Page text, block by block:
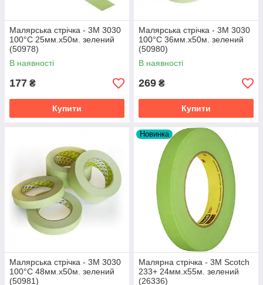
Малярська стрічка - 3М 3030
100°C 25мм.х50м. зелений
(50978)
В наявності
177 ₴
Купити
Малярська стрічка - 3М 3030
100°C 36мм.х50м. зелений
(50980)
В наявності
269 ₴
Купити
Малярська стрічка - 3М 3030
100°C 48мм.х50м. зелений
(50981)
Новинка
Малярна стрічка - 3M Scotch
233+ 24мм.х55м. зелений
(26336)